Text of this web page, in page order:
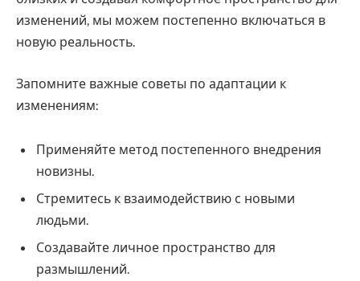
изменений, мы можем постепенно включаться в
новую реальность.
Запомните важные советы по адаптации к
изменениям:
Применяйте метод постепенного внедрения
новизны.
Стремитесь к взаимодействию с новыми
людьми.
Создавайте личное пространство для
размышлений.